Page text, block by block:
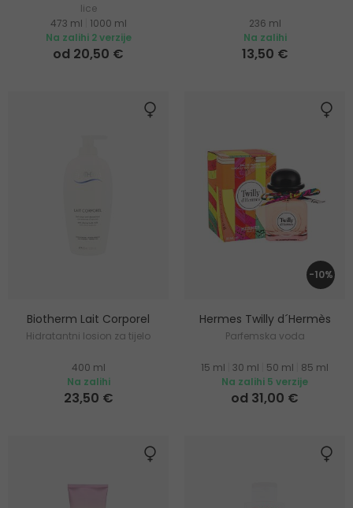
lice
473 ml
1000 ml
Na zalihi 2 verzije
od 20,50 €
236 ml
Na zalihi
13,50 €
Biotherm Lait Corporel
Hidratantni losion za tijelo
400 ml
Na zalihi
23,50 €
-10%
Hermes Twilly d´Hermès
Parfemska voda
15 ml 30 ml 50 ml
85 ml
Na zalihi 5 verzije
od 31,00 €